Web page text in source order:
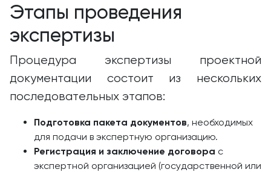
Этапы проведения
экспертизы
Процедура экспертизы проектной
документации состоит из нескольких
последовательных этапов:
Подготовка пакета документов, необходимых
для подачи в экспертную организацию.
Регистрация и заключение договора с
экспертной организацией (государственной или